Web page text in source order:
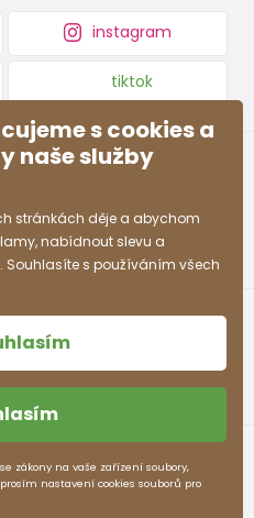
instagram
tiktok
Litvanyi.sk.
s cookies a
naše služby
stránkách děje a abychom
nabídnout slevu a
s používáním všech
zákony na vaše zařízení soubory,
nastavení cookies souborů pro